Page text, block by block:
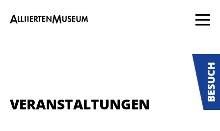
VERANSTALTUNGEN